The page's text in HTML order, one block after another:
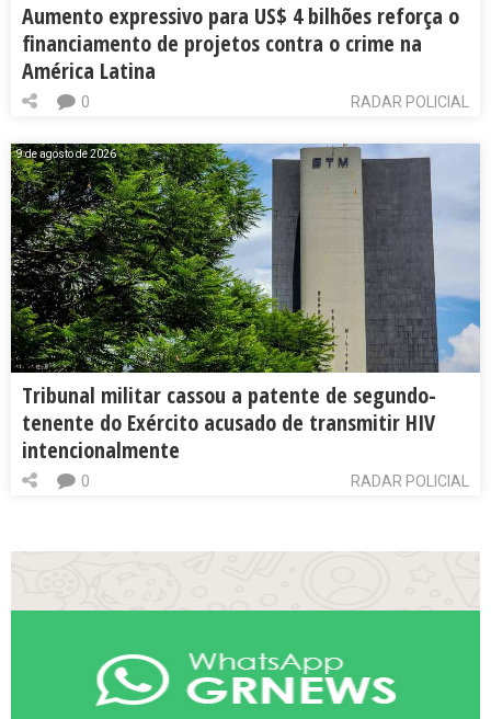
Aumento expressivo para US$ 4 bilhões reforça o
financiamento de projetos contra o crime na
América Latina
RADAR POLICIAL
0
9 de agosto de 2026
Tribunal militar cassou a patente de segundo-
tenente do Exército acusado de transmitir HIV
intencionalmente
RADAR POLICIAL
0